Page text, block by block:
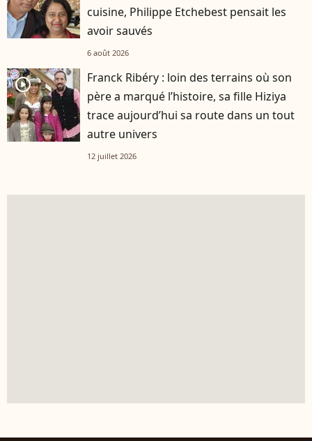
cuisine, Philippe Etchebest pensait les
avoir sauvés
6 août 2026
player2
Franck Ribéry : loin des terrains où son
père a marqué l’histoire, sa fille Hiziya
trace aujourd’hui sa route dans un tout
autre univers
12 juillet 2026